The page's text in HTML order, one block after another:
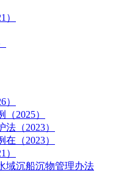
2025）
（2023）
（2023）
域沉船沉物管理办法